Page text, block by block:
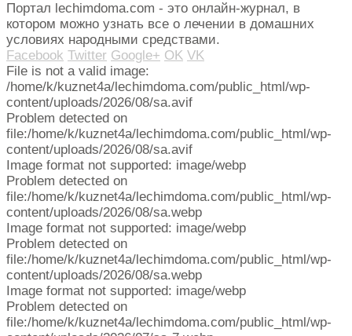
Портал lechimdoma.com - это онлайн-журнал, в
котором можно узнать все о лечении в домашних
условиях народными средствами.
Facebook Twitter Google+ OK VK
File is not a valid image:
/home/k/kuznet4a/lechimdoma.com/public_html/wp-
content/uploads/2026/08/sa.avif
Problem detected on
file:/home/k/kuznet4a/lechimdoma.com/public_html/wp-
content/uploads/2026/08/sa.avif
Image format not supported: image/webp
Problem detected on
file:/home/k/kuznet4a/lechimdoma.com/public_html/wp-
content/uploads/2026/08/sa.webp
Image format not supported: image/webp
Problem detected on
file:/home/k/kuznet4a/lechimdoma.com/public_html/wp-
content/uploads/2026/08/sa.webp
Image format not supported: image/webp
Problem detected on
file:/home/k/kuznet4a/lechimdoma.com/public_html/wp-